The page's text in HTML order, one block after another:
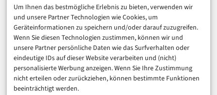
Um Ihnen das bestmögliche Erlebnis zu bieten, verwenden wir
und unsere Partner Technologien wie Cookies, um
Geräteinformationen zu speichern und/oder darauf zuzugreifen.
Wenn Sie diesen Technologien zustimmen, können wir und
unsere Partner persönliche Daten wie das Surfverhalten oder
eindeutige IDs auf dieser Website verarbeiten und (nicht)
personalisierte Werbung anzeigen. Wenn Sie Ihre Zustimmung
nicht erteilen oder zurückziehen, können bestimmte Funktionen
beeinträchtigt werden.
Sicherheitsexpertise ist der Versicherungsantrag
tatsächlich der erste strukturierte Kontakt mit dem
Thema Cyber-Risikomanagement. Wenn dieser
Kontakt dazu führt, dass MFA eingerichtet, Backups
getestet und Schulungen durchgeführt werden, ist das
ein realer Sicherheitsgewinn – unabhängig davon, ob